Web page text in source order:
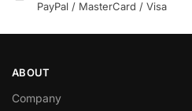
PayPal / MasterCard / Visa
ABOUT
Company